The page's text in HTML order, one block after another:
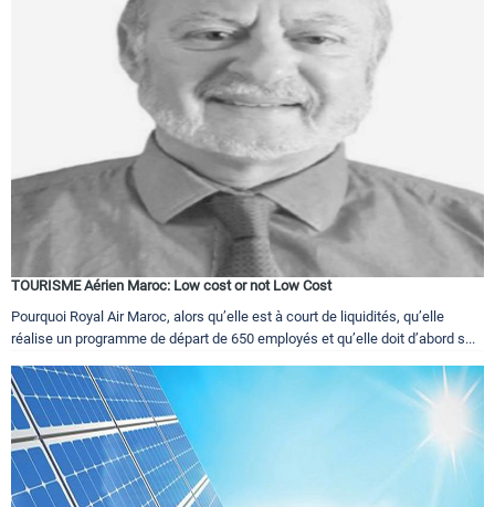
TOURISME Aérien Maroc: Low cost or not Low Cost
Pourquoi Royal Air Maroc, alors qu’elle est à court de liquidités, qu’elle
réalise un programme de départ de 650 employés et qu’elle doit d’abord s...